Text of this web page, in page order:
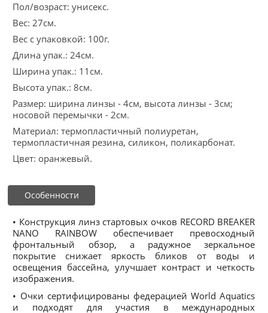
Пол/возраст: унисекс.
Вес: 27см.
Вес с упаковкой: 100г.
Длина упак.: 24см.
Ширина упак.: 11см.
Высота упак.: 8см.
Размер: ширина линзы - 4см, высота линзы - 3см;
носовой перемычки - 2см.
Материал: термопластичный полиуретан,
термопластичная резина, силикон, поликарбонат.
Цвет: оранжевый.
Особенности
• Конструкция линз стартовых очков RECORD BREAKER
NANO RAINBOW обеспечивает превосходный
фронтальный обзор, а радужное зеркальное
покрытие снижает яркость бликов от воды и
освещения бассейна, улучшает контраст и четкость
изображения.
• Очки сертифицированы федерацией World Aquatics
и подходят для участия в международных